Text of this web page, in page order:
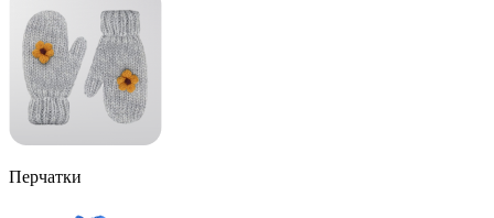
Перчатки